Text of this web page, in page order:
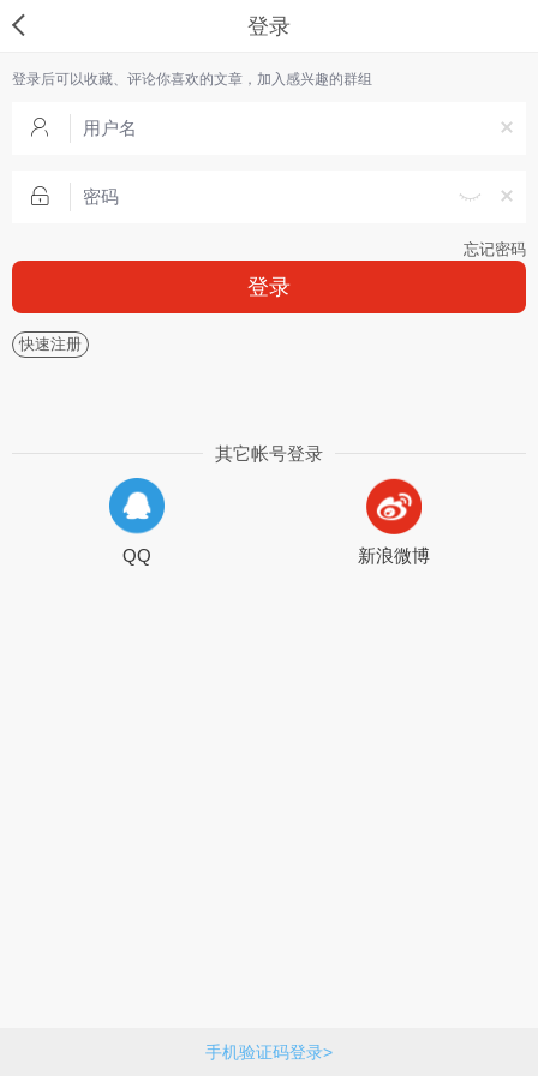
登录
登录后可以收藏、评论你喜欢的文章，加入感兴趣的群组
忘记密码
登录
快速注册
手机验证码登录>
其它帐号登录
QQ 新浪微博